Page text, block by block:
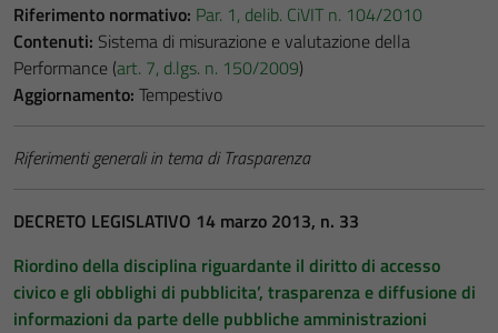
Riferimento normativo: Par. 1, delib. CiVIT n. 104/2010
Contenuti: Sistema di misurazione e valutazione della
Performance (art. 7, d.lgs. n. 150/2009)
Aggiornamento: Tempestivo
Riferimenti generali in tema di Trasparenza
DECRETO LEGISLATIVO 14 marzo 2013, n. 33
Riordino della disciplina riguardante il diritto di accesso
civico e gli obblighi di pubblicita’, trasparenza e diffusione di
informazioni da parte delle pubbliche amministrazioni